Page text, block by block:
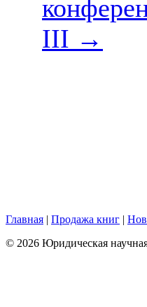
III →
Главная | Продажа книг |
© 2026 Юридическая